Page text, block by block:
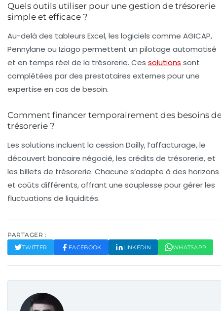
Quels outils utiliser pour une gestion de trésorerie
simple et efficace ?
Au-delà des tableurs Excel, les logiciels comme AGICAP,
Pennylane ou Iziago permettent un pilotage automatisé
et en temps réel de la trésorerie. Ces solutions sont
complétées par des prestataires externes pour une
expertise en cas de besoin.
Comment financer temporairement des besoins
trésorerie ?
Les solutions incluent la cession Dailly, l’affacturage, le
découvert bancaire négocié, les crédits de trésorerie, et
les billets de trésorerie. Chacune s’adapte à des horizons
et coûts différents, offrant une souplesse pour gérer les
fluctuations de liquidités.
PARTAGER :
TWITTER FACEBOOK LINKEDIN WHATSAPP